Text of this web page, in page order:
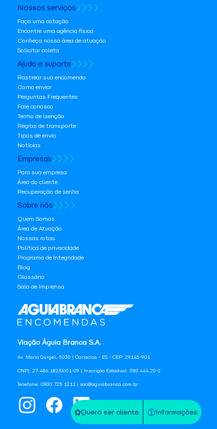
Quero ser cliente Informações
Viação Águia Branca S.A.
Av. Mario Gurgel, 5030 | Cariacica - ES - CEP: 29145-901
CNPJ: 27.486.182/0001-09 | Inscrição Estadual: 080.444.20-2
Telefone: 0800 725 1211 | sac@aguiabranca.com.br
Nossos serviços
Faça uma cotação
Encontre uma agência física
Conheça nossa área de atuação
Solicitar coleta
Ajuda e suporte
Rastrear sua encomenda
Como enviar
Perguntas Frequentes
Fale conosco
Termo de isenção
Regras de transporte
Tipos de envio
Notícias
Empresas
Para sua empresa
Área do cliente
Recuperação de senha
Sobre nós
Quem Somos
Área de Atuação
Nossas rotas
Política de privacidade
Programa de Integridade
Blog
Glossário
Sala de Imprensa